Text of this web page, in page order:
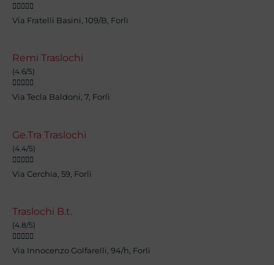

Via Fratelli Basini, 109/B, Forlì
Remi Traslochi
(4.6/5)

Via Tecla Baldoni, 7, Forlì
Ge.Tra Traslochi
(4.4/5)

Via Cerchia, 59, Forlì
Traslochi B.t.
(4.8/5)

Via Innocenzo Golfarelli, 94/h, Forlì